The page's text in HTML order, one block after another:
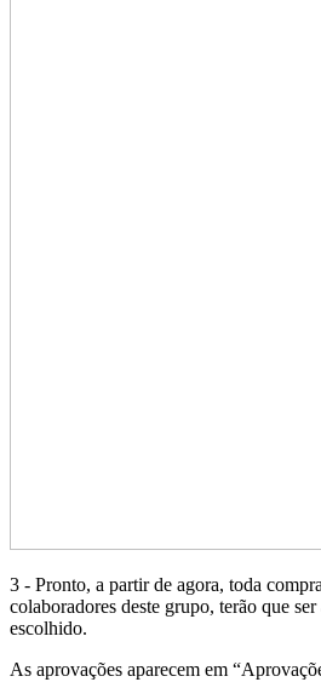
3 - Pronto, a partir de agora, toda
colaboradores deste grupo, terão que
escolhido.
As aprovações aparecem em